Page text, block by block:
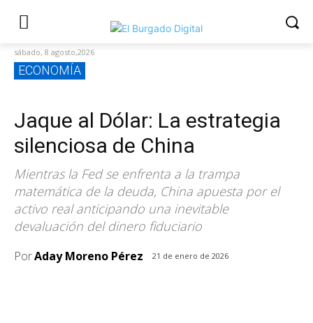
sábado, 8 agosto,2026
ECONOMÍA
Jaque al Dólar: La estrategia
silenciosa de China
Mientras la Fed se enfrenta a la trampa
matemática de la deuda, China apuesta por el
activo real anticipando una inevitable
devaluación del dinero fiduciario
PorAday Moreno Pérez 21 de enero de 2026